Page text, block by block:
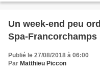
Un week-end peu
Spa-Francorchamps
Publié le 27/08/2018 à 06:00
Par Matthieu Piccon